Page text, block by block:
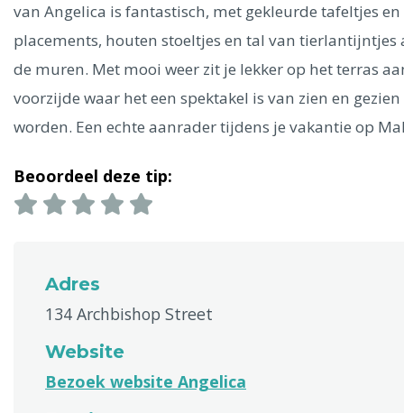
van Angelica is fantastisch, met gekleurde tafeltjes
placements, houten stoeltjes en tal van tierlantijntjes
de muren. Met mooi weer zit je lekker op het terras
voorzijde waar het een spektakel is van zien en gezien
worden. Een echte aanrader tijdens je vakantie op
Beoordeel deze tip:
Adres
134 Archbishop Street
Website
Bezoek website Angelica